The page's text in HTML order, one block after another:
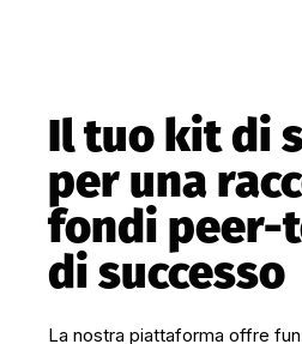
Il tuo kit di
per una
fondi peer-
di successo
La nostra piattaforma offre